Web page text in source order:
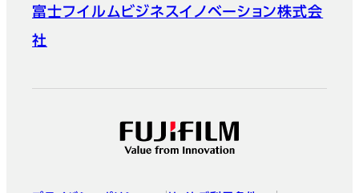
富士フイルムビジネスイノベーション株式会
社